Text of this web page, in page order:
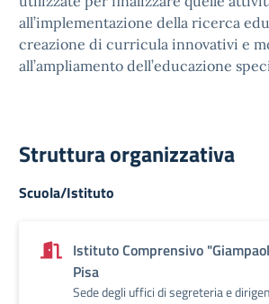
all’implementazione della ricerca
creazione di curricula innovativi e
all’ampliamento dell’educazione
Struttura organizzativa
Scuola/Istituto
Istituto Comprensivo
Pisa
Sede degli uffici di segreteria e